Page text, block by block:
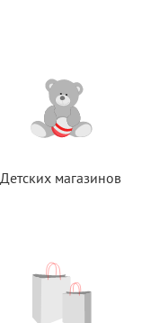
Детских магазинов